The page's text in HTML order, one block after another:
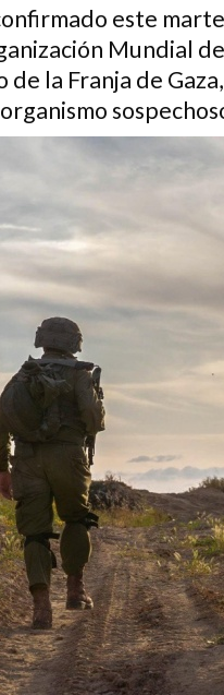
este
Mundial
de la Franja de